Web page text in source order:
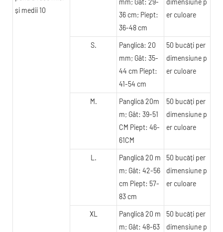
36 cm; Piept:
36-48 cm
er culoare
S.
Panglică: 20
mm; Gât: 35-
44 cm Piept:
41-54 cm
50 bucăți per
dimensiune p
er culoare
M.
Panglică 20m
m; Gât: 39-51
CM Piept: 46-
61CM
50 bucăți per
dimensiune p
er culoare
L.
Panglică 20 m
m; Gât: 42-56
cm Piept: 57-
83 cm
50 bucăți per
dimensiune p
er culoare
XL
Panglică 20 m
m; Gât: 48-63
50 bucăți per
dimensiune p